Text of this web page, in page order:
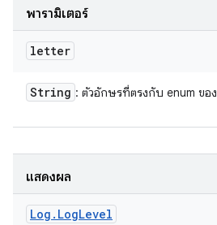
พารามิเตอร์
letter
String : ตัวอักษรที่ตรงกับ enum ของ
แสดงผล
Log . LogLevel